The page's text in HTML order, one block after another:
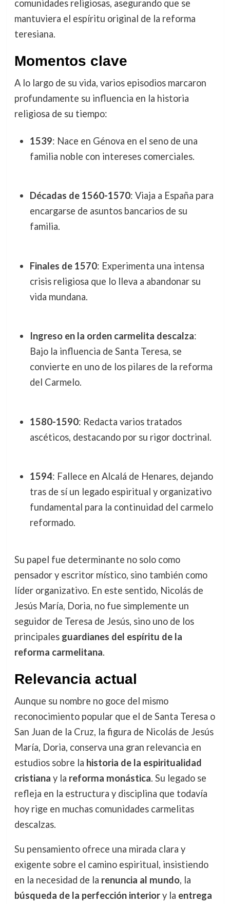
comunidades religiosas, asegurando que se
mantuviera el espíritu original de la reforma
teresiana.
Momentos clave
A lo largo de su vida, varios episodios marcaron
profundamente su influencia en la historia
religiosa de su tiempo:
1539: Nace en Génova en el seno de una
familia noble con intereses comerciales.
Décadas de 1560-1570: Viaja a España para
encargarse de asuntos bancarios de su
familia.
Finales de 1570: Experimenta una intensa
crisis religiosa que lo lleva a abandonar su
vida mundana.
Ingreso en la orden carmelita descalza:
Bajo la influencia de Santa Teresa, se
convierte en uno de los pilares de la reforma
del Carmelo.
1580-1590: Redacta varios tratados
ascéticos, destacando por su rigor doctrinal.
1594: Fallece en Alcalá de Henares, dejando
tras de sí un legado espiritual y organizativo
fundamental para la continuidad del carmelo
reformado.
Su papel fue determinante no solo como
pensador y escritor místico, sino también como
líder organizativo. En este sentido, Nicolás de
Jesús María, Doria, no fue simplemente un
seguidor de Teresa de Jesús, sino uno de los
principales guardianes del espíritu de la
reforma carmelitana.
Relevancia actual
Aunque su nombre no goce del mismo
reconocimiento popular que el de Santa Teresa o
San Juan de la Cruz, la figura de Nicolás de Jesús
María, Doria, conserva una gran relevancia en
estudios sobre la historia de la espiritualidad
cristiana y la reforma monástica. Su legado se
refleja en la estructura y disciplina que todavía
hoy rige en muchas comunidades carmelitas
descalzas.
Su pensamiento ofrece una mirada clara y
exigente sobre el camino espiritual, insistiendo
en la necesidad de la renuncia al mundo, la
búsqueda de la perfección interiory la entrega